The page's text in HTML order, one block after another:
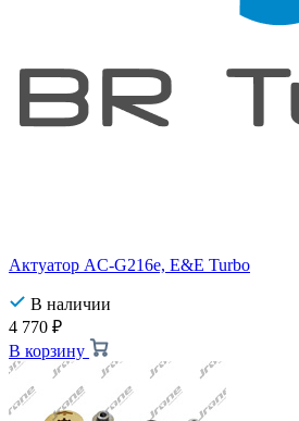
Актуатор AC-G216e, E&E Turbo
В наличии
4 770 ₽
В корзину